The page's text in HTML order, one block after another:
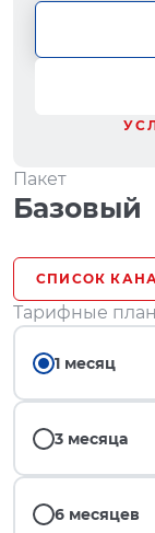
Пакет
Базовый
СПИСОК
Тарифные
1 месяц
3 месяца
6 месяцев